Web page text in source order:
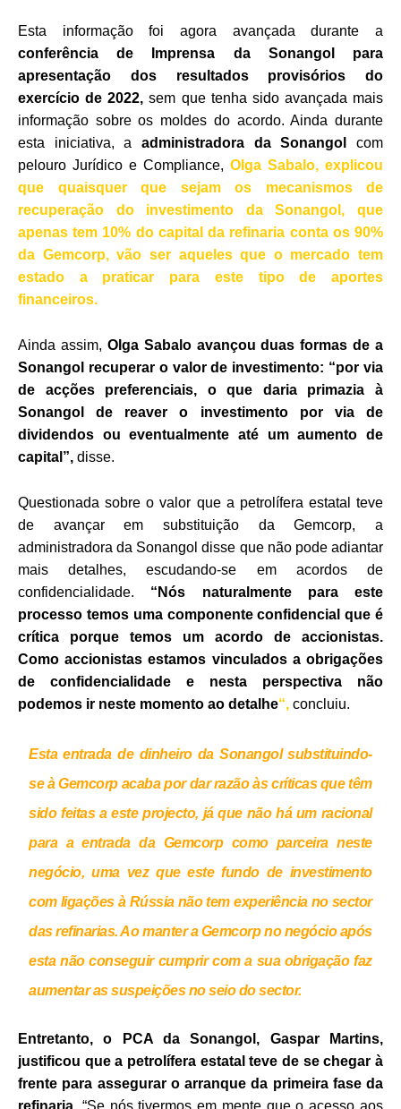
Esta informação foi agora avançada durante a
conferência de Imprensa da Sonangol para
apresentação dos resultados provisórios do
exercício de 2022, sem que tenha sido avançada mais
informação sobre os moldes do acordo. Ainda durante
esta iniciativa, a administradora da Sonangol
com
pelouro Jurídico e Compliance, Olga Sabalo, explicou
que quaisquer que sejam os mecanismos de
recuperação do investimento da Sonangol, que
apenas tem 10% do capital da refinaria conta os 90%
da Gemcorp, vão ser aqueles que o mercado tem
estado a praticar para este tipo de aportes
financeiros.
Ainda assim, Olga Sabalo avançou duas formas de a
Sonangol recuperar o valor de investimento: “por via
de acções preferenciais, o que daria primazia à
Sonangol de reaver o investimento por via de
dividendos ou eventualmente até um aumento de
capital”, disse.
Questionada sobre o valor que a petrolífera estatal teve
de avançar em substituição da Gemcorp, a
administradora da Sonangol disse que não pode adiantar
mais detalhes, escudando-se em acordos de
confidencialidade. “ Nós naturalmente para este
processo temos uma componente confidencial que é
crítica porque temos um acordo de accionistas.
Como accionistas estamos vinculados a obrigações
de confidencialidade e nesta perspectiva não
podemos ir neste momento ao detalhe“, concluiu.
Esta entrada de dinheiro da Sonangol substituindo-
se à Gemcorp acaba por dar razão às críticas que têm
sido feitas a este projecto, já que não há um racional
para a entrada da Gemcorp como parceira neste
negócio, uma vez que este fundo de investimento
com ligações à Rússia não tem experiência no sector
das refinarias. Ao manter a Gemcorp no negócio após
esta não conseguir cumprir com a sua obrigação faz
aumentar as suspeições no seio do sector.
Entretanto, o PCA da Sonangol, Gaspar Martins,
justificou que a petrolífera estatal teve de se chegar à
frente para assegurar o arranque da primeira fase da
refinaria.
“Se nós tivermos em mente que o acesso aos